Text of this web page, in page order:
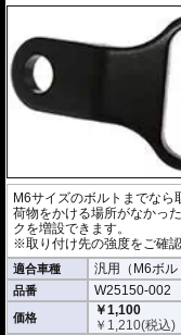
M6サイズのボルトまでな
荷物をかける場所がなかっ
クを増設できます。
※取り付け先の強度をご確
適合車種 汎用（M6ボル
品番 W25150-002
価格
￥1,100
￥ 1,210(税込)